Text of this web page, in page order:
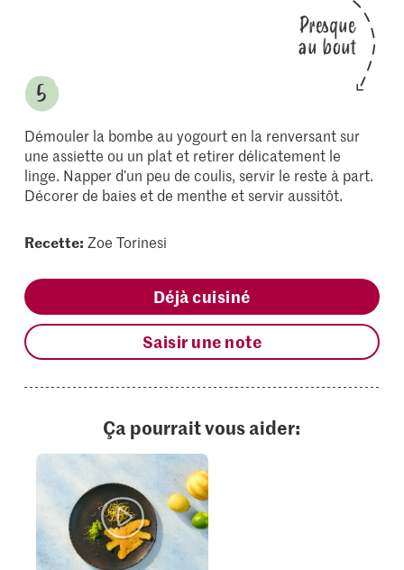
Presque
au bout
Démouler la bombe au yogourt en la renversant sur
une assiette ou un plat et retirer délicatement le
linge. Napper d’un peu de coulis, servir le reste à part.
Décorer de baies et de menthe et servir aussitôt.
Recette: Zoe Torinesi
Déjà cuisiné
Saisir une note
Ça pourrait vous aider: